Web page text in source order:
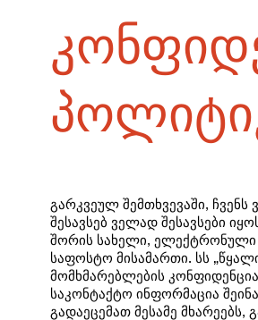
გარკვეულ შემთხვევაში,
შესავსებ ველად შესავსები
შორის სახელი, ელექტრონული
საფოსტო მისამართი. სს
მომხმარებლების
საკონტაქტო ინფორმაცია
გადაეცემათ მესამე